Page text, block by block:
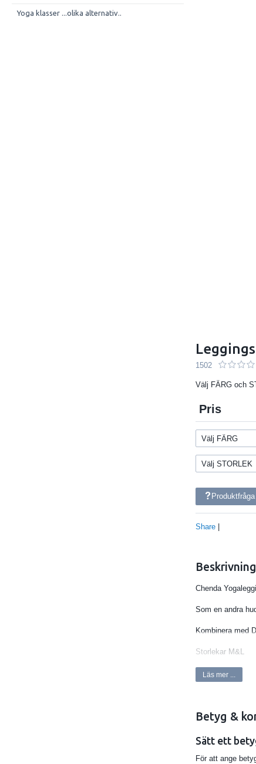
Yoga klasser ...olika alternativ..
1502
Välj FÄRG och
Pris
Produktfråga
Share
Beskrivning
Chenda
Som en andra
Kombinera med
Storlekar M&L
M= 36-38
Lavastone, Navy
Läs mer ...
Betyg &
Sätt ett
För att ange